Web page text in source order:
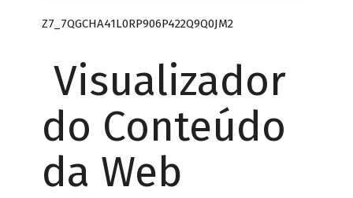
Z7_7QGCHA41L0RP906P422Q9Q0JM2
Visualizador
do Conteúdo
da Web